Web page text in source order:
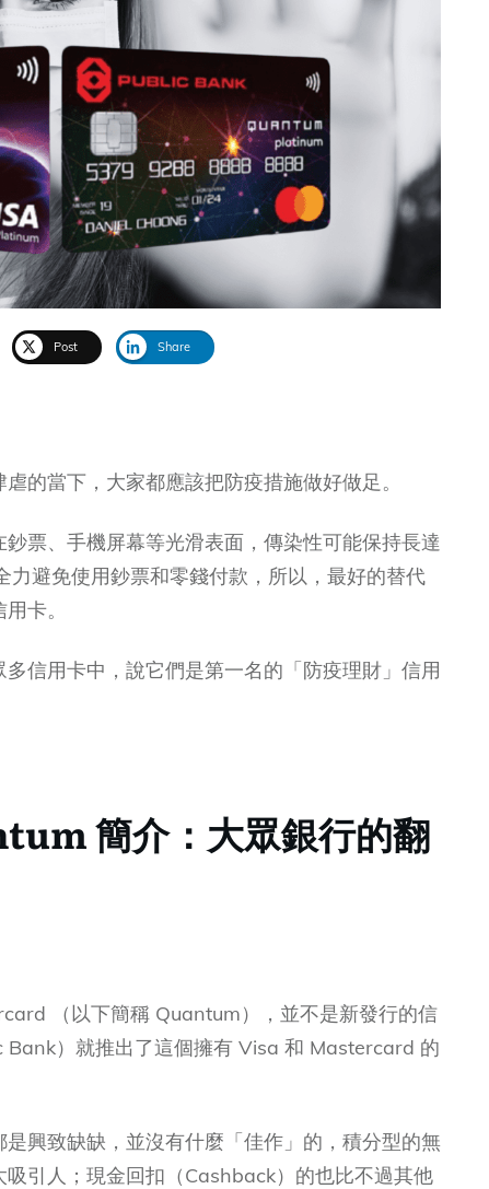
Post Share
的當下，大家都應該把防疫措施做好做足。
票、手機屏幕等光滑表面，傳染性可能保持長達
避免使用鈔票和零錢付款，所以，最好的替代
卡。
信用卡中，說它們是第一名的「防疫理財」信用
簡介：大眾銀行的翻
（以下簡稱 Quantum），並不是新發行的信
）就推出了這個擁有 Visa 和 Mastercard 的
興致缺缺，並沒有什麼「佳作」的，積分型的無
引人；現金回扣（Cashback）的也比不過其他